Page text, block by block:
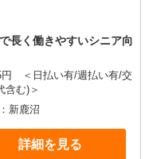
長く働きやすいシニア向
円 ＜日払い有/週払い有/交
含む)＞
新鹿沼
詳細を見る